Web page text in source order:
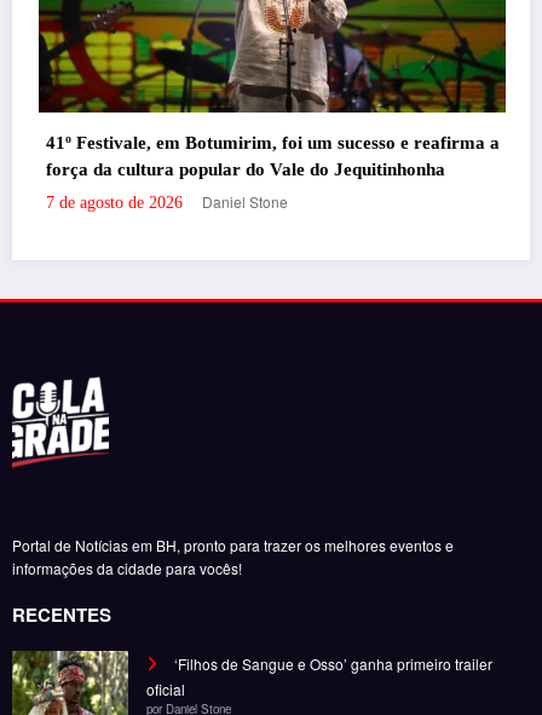
um sucesso e reafirma a
do Jequitinhonha
Santander promove evento gratuito
milhas e acúmulo de pontos em
7 de agosto de 2026 Daniel Stone
informações da cidade para vocês!
oficial
por Daniel Stone
29 de julho de 2026